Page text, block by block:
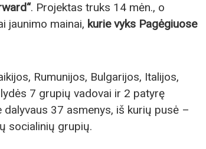
. Projektas truks 14 mėn., o
jaunimo mainai, kurie vyks Pagėgiuose
Rumunijos, Bulgarijos, Italijos,
7 grupių vadovai ir 2 patyrę
37 asmenys, iš kurių pusė –
socialinių grupių.